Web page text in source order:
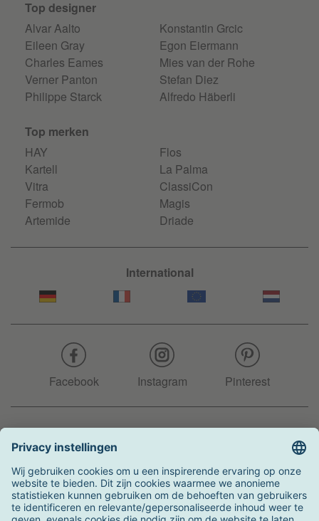
Top designer
Alvar Aalto
Eileen Gray
Charles Eames
Verner Panton
Philippe Starck
Konstantin Grcic
Egon Eiermann
Mies van der Rohe
Stefan Diez
Alfredo Häberli
Top merken
HAY
Kartell
Vitra
Fermob
Artemide
Flos
La Palma
ClassiCon
Magis
Driade
International
Facebook Instagram Pinterest
+31 204 990 283